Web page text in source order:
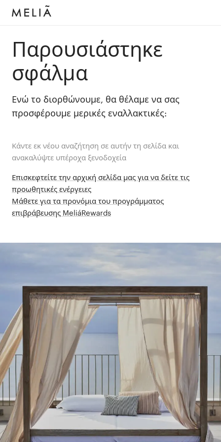
Παρουσιάστηκε
σφάλμα
Ενώ το διορθώνουμε, θα θέλαμε να σας
προσφέρουμε μερικές εναλλακτικές:
Κάντε εκ νέου αναζήτηση σε αυτήν τη σελίδα και
ανακαλύψτε υπέροχα ξενοδοχεία
Επισκεφτείτε την αρχική σελίδα μας για να δείτε τις
προωθητικές ενέργειες
Μάθετε για τα προνόμια του προγράμματος
επιβράβευσης MeliáRewards